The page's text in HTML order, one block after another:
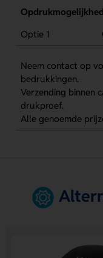
Optie 1
Neem contact op
bedrukkingen.
Verzending binnen
drukproef.
Alle genoemde